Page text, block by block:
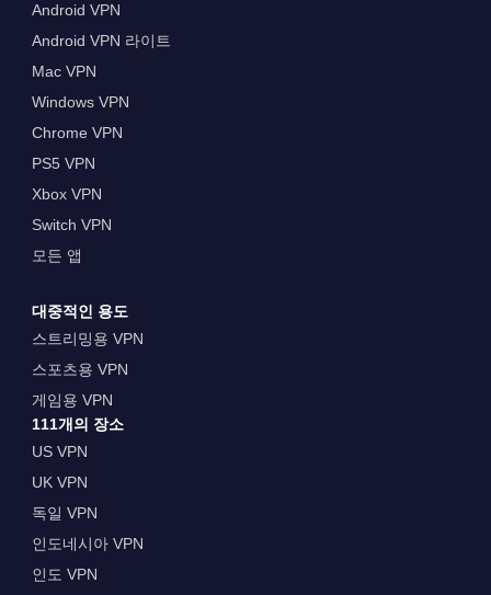
Android VPN
Android VPN 라이트
Mac VPN
Windows VPN
Chrome VPN
PS5 VPN
Xbox VPN
Switch VPN
모든 앱
대중적인 용도
스트리밍용 VPN
스포츠용 VPN
게임용 VPN
111개의 장소
US VPN
UK VPN
독일 VPN
인도네시아 VPN
인도 VPN